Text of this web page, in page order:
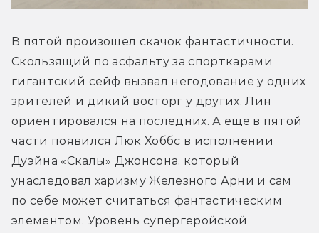
В пятой произошел скачок фантастичности.
Скользящий по асфальту за спорткарами
гигантский сейф вызвал негодование у одних
зрителей и дикий восторг у других. Лин
ориентировался на последних. А ещё в пятой
части появился Люк Хоббс в исполнении
Дуэйна «Скалы» Джонсона, который
унаследовал харизму Железного Арни и сам
по себе может считаться фантастическим
элементом. Уровень супергеройской